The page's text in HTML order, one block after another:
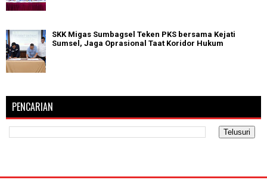
SKK Migas Sumbagsel Teken PKS bersama Kejati
Sumsel, Jaga Oprasional Taat Koridor Hukum
PENCARIAN